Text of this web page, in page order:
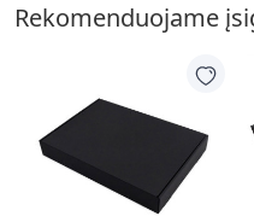
Rekomenduojame